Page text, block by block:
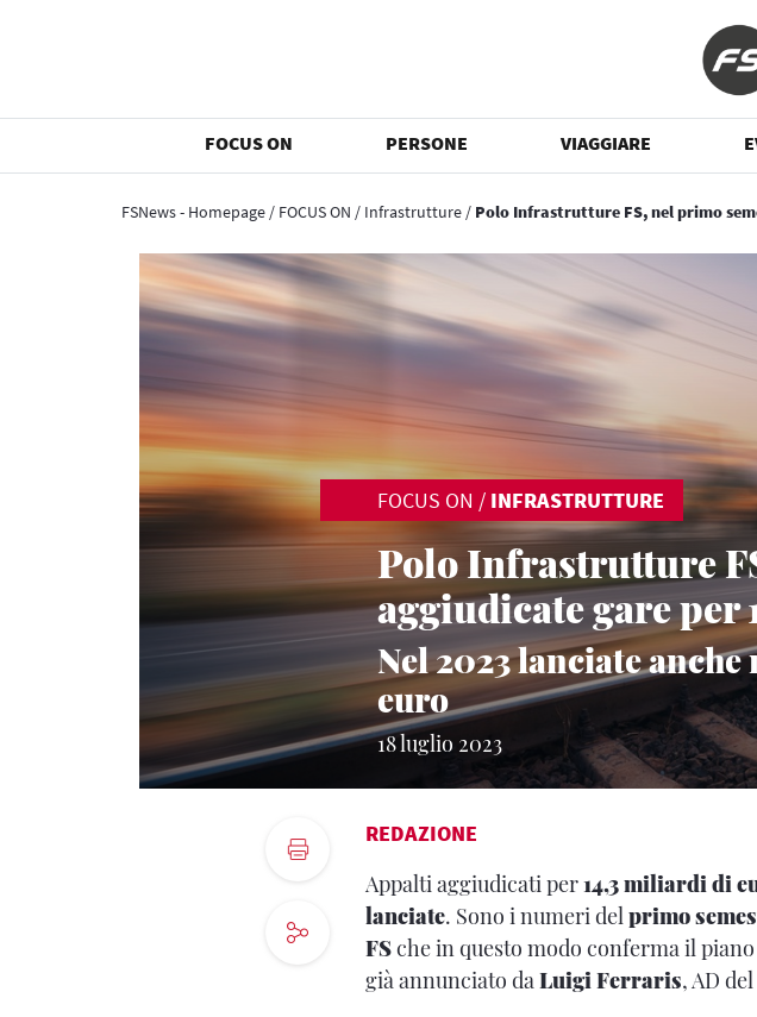
FOCUS ON PERSONE VIAGGIARE
FSNews - Homepage / FOCUS ON / Infrastrutture / Polo Infrastrutture FS, nel primo
FOCUS ON / INFRASTRUTTURE
Polo Infrastrutture
aggiudicate gare per
Nel 2023 lanciate
euro
18 luglio 2023
REDAZIONE
Appalti aggiudicati per14,3 miliardi di
lanciate. Sono i numeri delprimo
FSche in questo modo conferma il
già annunciato daLuigi Ferraris, AD